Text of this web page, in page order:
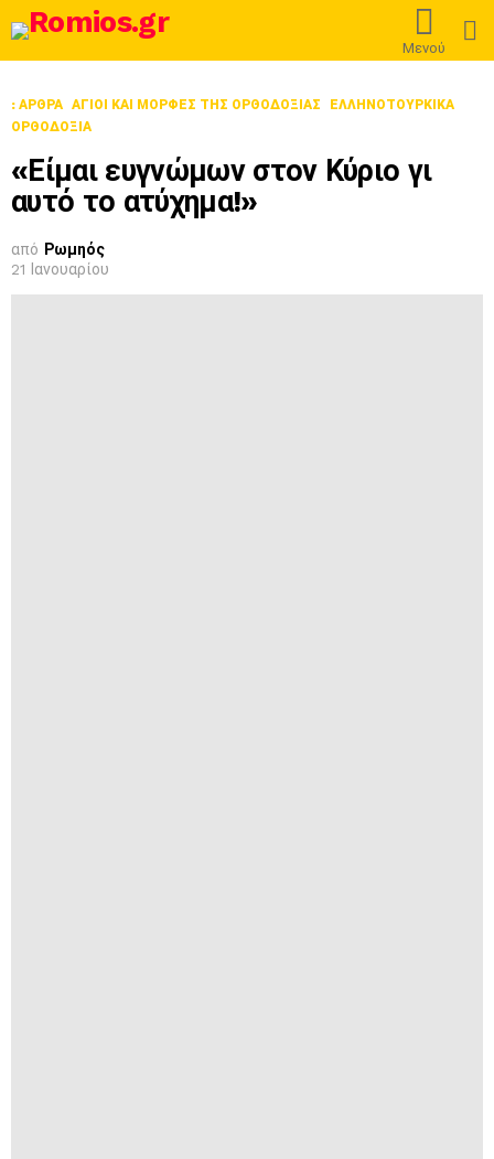
Μενού
: ΆΡΘΡΑ ΆΓΙΟΙ ΚΑΙ ΜΟΡΦΈΣ ΤΗΣ ΟΡΘΟΔΟΞΊΑΣ
ΕΛΛΗΝΟΤΟΥΡΚΙΚΆ
ΟΡΘΟΔΟΞΊΑ
«Είμαι ευγνώμων στον Κύριο γι
αυτό το ατύχημα!»
από Ρωμηός
21 Ιανουαρίου